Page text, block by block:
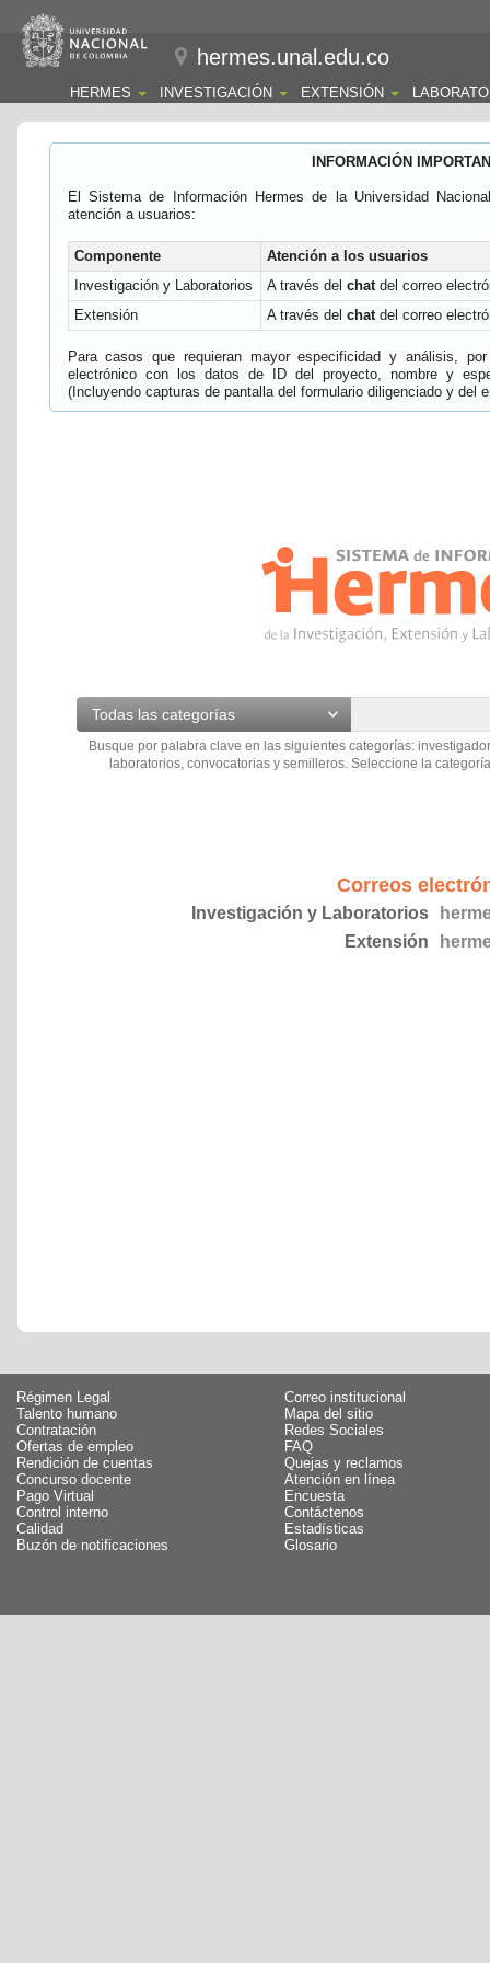
hermes.unal.edu.co
HERMES INVESTIGACIÓN EXTENSIÓN
INFORMACIÓN
El Sistema de Información Hermes de la Universidad
atención a usuarios:
Componente
Atención a los usuarios
Investigación y Laboratorios
A través del chatdel correo
Extensión
A través del chatdel correo
Para casos que requieran mayor especificidad y análisis,
electrónico con los datos de ID del proyecto, nombre y
(Incluyendo capturas de pantalla del formulario diligenciado y del
Todas las categorías
Busque por palabra clave en las siguientes categorías:
laboratorios, convocatorias y semilleros. Seleccione la
Correos
Investigación y Laboratorios
Extensión
Régimen Legal
Talento humano
Contratación
Ofertas de empleo
Rendición de cuentas
Concurso docente
Pago Virtual
Control interno
Calidad
Buzón de notificaciones
Correo institucional
Mapa del sitio
Redes Sociales
FAQ
Quejas y reclamos
Atención en línea
Encuesta
Contáctenos
Estadísticas
Glosario